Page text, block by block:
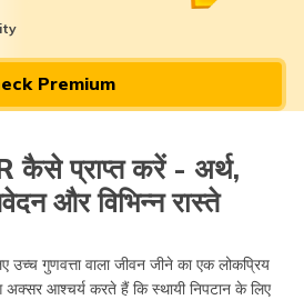
Premium
कैसे प्राप्त करें - अर्थ,
और विभिन्न रास्ते
उच्च गुणवत्ता वाला जीवन जीने का एक लोकप्रिय
अक्सर आश्चर्य करते हैं कि स्थायी निपटान के लिए